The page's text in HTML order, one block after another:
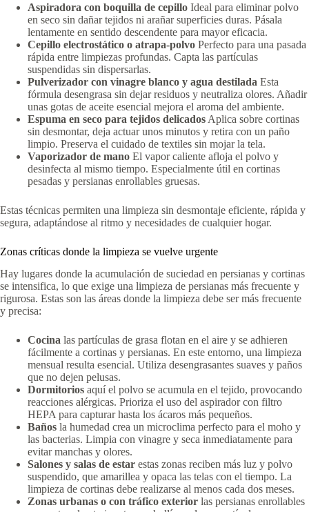
Aspiradora con boquilla de cepillo Ideal para eliminar polvo
en seco sin dañar tejidos ni arañar superficies duras. Pásala
lentamente en sentido descendente para mayor eficacia.
Cepillo electrostático o atrapa-polvo Perfecto para una pasada
rápida entre limpiezas profundas. Capta las partículas
suspendidas sin dispersarlas.
Pulverizador con vinagre blanco y agua destilada Esta
fórmula desengrasa sin dejar residuos y neutraliza olores. Añadir
unas gotas de aceite esencial mejora el aroma del ambiente.
Espuma en seco para tejidos delicados Aplica sobre cortinas
sin desmontar, deja actuar unos minutos y retira con un paño
limpio. Preserva el cuidado de textiles sin mojar la tela.
Vaporizador de mano El vapor caliente afloja el polvo y
desinfecta al mismo tiempo. Especialmente útil en cortinas
pesadas y persianas enrollables gruesas.
Estas técnicas permiten una limpieza sin desmontaje eficiente, rápida y
segura, adaptándose al ritmo y necesidades de cualquier hogar.
Zonas críticas donde la limpieza se vuelve urgente
Hay lugares donde la acumulación de suciedad en persianas y cortinas
se intensifica, lo que exige una limpieza de persianas más frecuente y
rigurosa. Estas son las áreas donde la limpieza debe ser más frecuente
y precisa:
Cocina las partículas de grasa flotan en el aire y se adhieren
fácilmente a cortinas y persianas. En este entorno, una limpieza
mensual resulta esencial. Utiliza desengrasantes suaves y paños
que no dejen pelusas.
Dormitorios aquí el polvo se acumula en el tejido, provocando
reacciones alérgicas. Prioriza el uso del aspirador con filtro
HEPA para capturar hasta los ácaros más pequeños.
Baños la humedad crea un microclima perfecto para el moho y
las bacterias. Limpia con vinagre y seca inmediatamente para
evitar manchas y olores.
Salones y salas de estar estas zonas reciben más luz y polvo
suspendido, que amarillea y opaca las telas con el tiempo. La
limpieza de cortinas debe realizarse al menos cada dos meses.
Zonas urbanas o con tráfico exterior las persianas enrollables